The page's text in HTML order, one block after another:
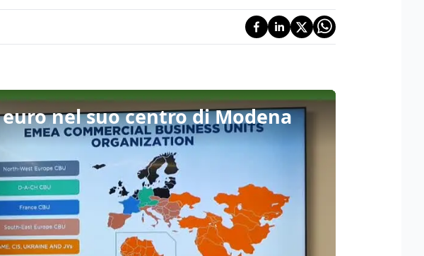
nel suo centro di Modena